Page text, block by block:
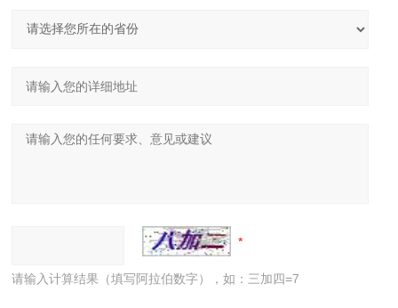
请输入计算结果（填写阿拉伯数字），如：三加四=7